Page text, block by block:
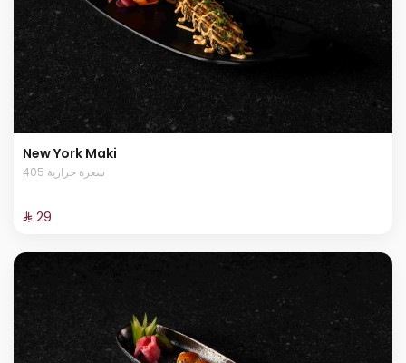
New York Maki
405 سعرة حرارية
⁨⁦‪‬ 29⁩